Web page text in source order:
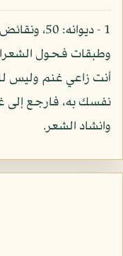
أنت زاعي غنم وليس
نفسك به، فارجع إلى
وانشاد الشعر.